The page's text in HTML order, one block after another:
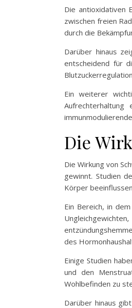
Die antioxidativen
zwischen freien
durch die
Darüber hinaus
entscheidend für
Ein weiterer
Die
Die Wirkung von
gewinnt. Studien
Körper
Ein Bereich, in
des
Einige Studien
und den
Wohlbefinden zu
Darüber hinaus